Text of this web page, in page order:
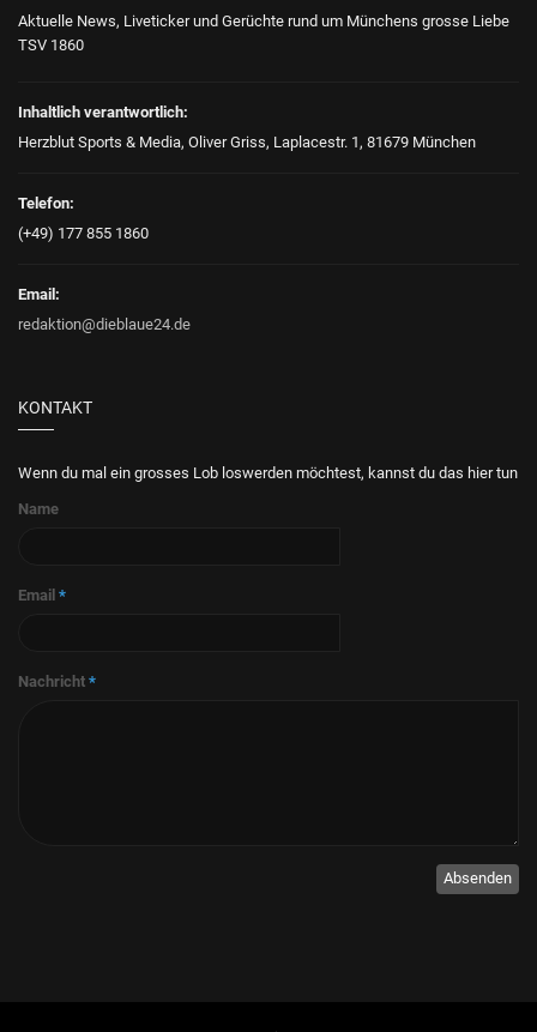
Aktuelle News, Liveticker und Gerüchte rund um Münchens grosse Liebe
TSV 1860
Inhaltlich verantwortlich:
Herzblut Sports & Media, Oliver Griss, Laplacestr. 1, 81679 München
Telefon:
(+49) 177 855 1860
Email:
redaktion@dieblaue24.de
KONTAKT
Wenn du mal ein grosses Lob loswerden möchtest, kannst du das hier tun
Name
Email *
Nachricht *
Absenden